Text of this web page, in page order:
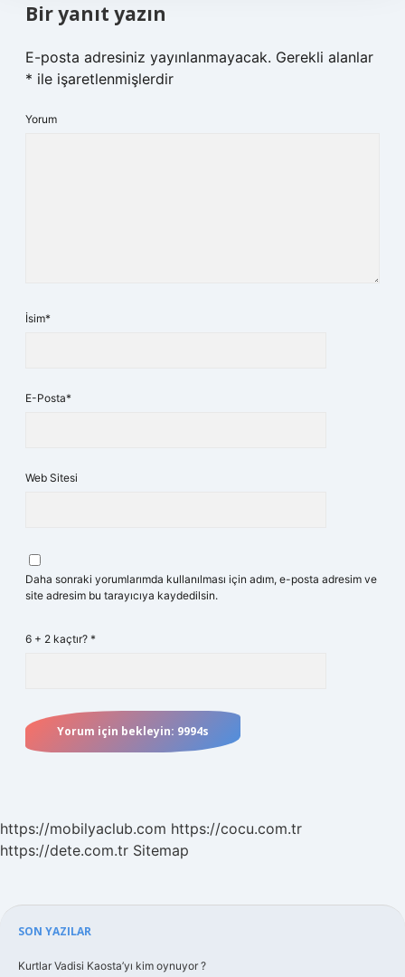
Bir yanıt yazın
E-posta adresiniz yayınlanmayacak. Gerekli alanlar
* ile işaretlenmişlerdir
Yorum
İsim*
E-Posta*
Web Sitesi
Daha sonraki yorumlarımda kullanılması için adım, e-posta adresim ve
site adresim bu tarayıcıya kaydedilsin.
6 + 2 kaçtır? *
https://mobilyaclub.com https://cocu.com.tr
https://dete.com.tr Sitemap
Sidebar
SON YAZILAR
Kurtlar Vadisi Kaosta’yı kim oynuyor ?